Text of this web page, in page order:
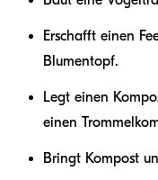
Erschafft einen
Blumentopf.
Legt einen
einen
Bringt Kompost